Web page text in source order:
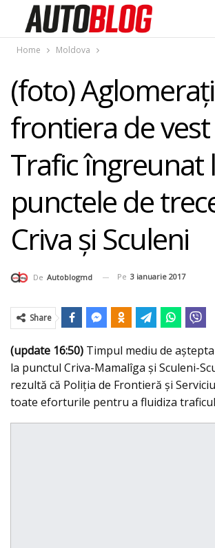
Home Moldova
(foto)
frontiera de
Trafic îngreunat
punctele de
Criva şi Sculeni
De Autoblogmd Pe 3 ianuarie 2017
Share
(update 16:50) Timpul mediu de
la punctul Criva-Mamalîga şi Sculeni-
rezultă că Poliţia de Frontieră şi
toate eforturile pentru a fluidiza